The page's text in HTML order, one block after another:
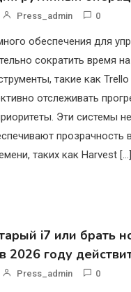
Press_admin 0
обеспечения для
сократить время
такие как
отслеживать
Эти системы
прозрачность
таких как Harvest […]
i7 или брать
2026 году
Press_admin 0